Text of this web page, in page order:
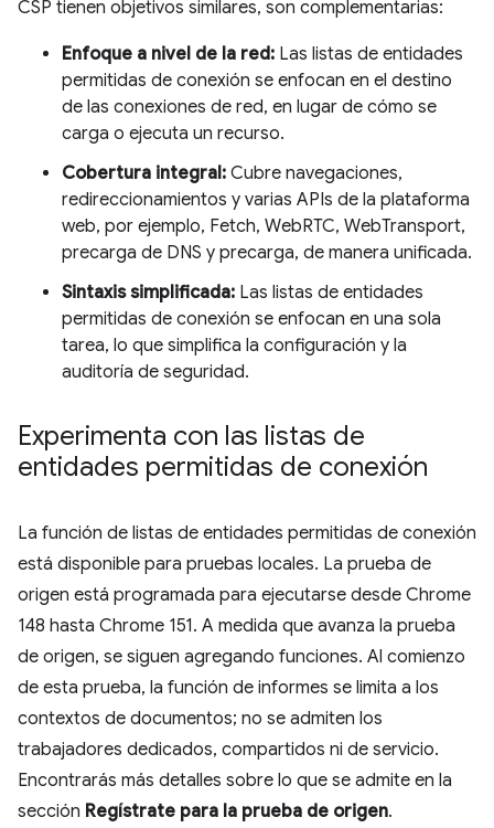
CSP tienen objetivos similares, son complementarias:
Enfoque a nivel de la red: Las listas de entidades
permitidas de conexión se enfocan en el destino
de las conexiones de red, en lugar de cómo se
carga o ejecuta un recurso.
Cobertura integral: Cubre navegaciones,
redireccionamientos y varias APIs de la plataforma
web, por ejemplo, Fetch, WebRTC, WebTransport,
precarga de DNS y precarga, de manera unificada.
Sintaxis simplificada: Las listas de entidades
permitidas de conexión se enfocan en una sola
tarea, lo que simplifica la configuración y la
auditoría de seguridad.
Experimenta con las listas de
entidades permitidas de conexión
La función de listas de entidades permitidas de conexión
está disponible para pruebas locales. La prueba de
origen está programada para ejecutarse desde Chrome
148 hasta Chrome 151. A medida que avanza la prueba
de origen, se siguen agregando funciones. Al comienzo
de esta prueba, la función de informes se limita a los
contextos de documentos; no se admiten los
trabajadores dedicados, compartidos ni de servicio.
Encontrarás más detalles sobre lo que se admite en la
sección Regístrate para la prueba de origen.